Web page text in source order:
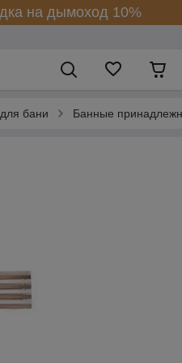
на дымоход 10%
бани Банные